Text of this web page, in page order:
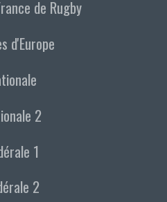
de Rugby
d'Europe
2
1
2